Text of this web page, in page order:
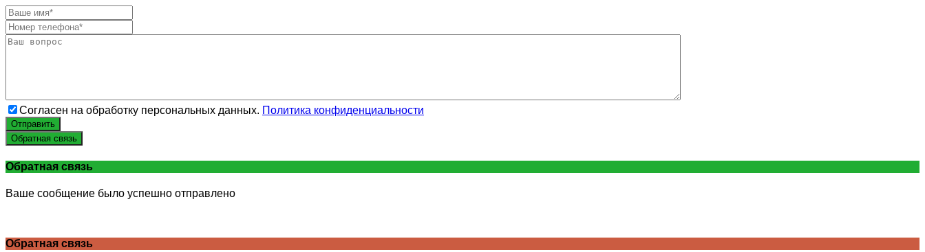
Согласен на обработку персональных данных. Политика конфиденциальности
Отправить
Обратная связь
Обратная связь
Ваше сообщение было успешно отправлено
Обратная связь